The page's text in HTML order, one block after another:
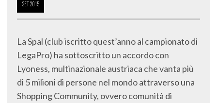
SET2015
La Spal (club iscritto quest’anno al campionato di
LegaPro) ha sottoscritto un accordo con
Lyoness, multinazionale austriaca che vanta più
di 5 milioni di persone nel mondo attraverso una
Shopping Community, ovvero comunità di